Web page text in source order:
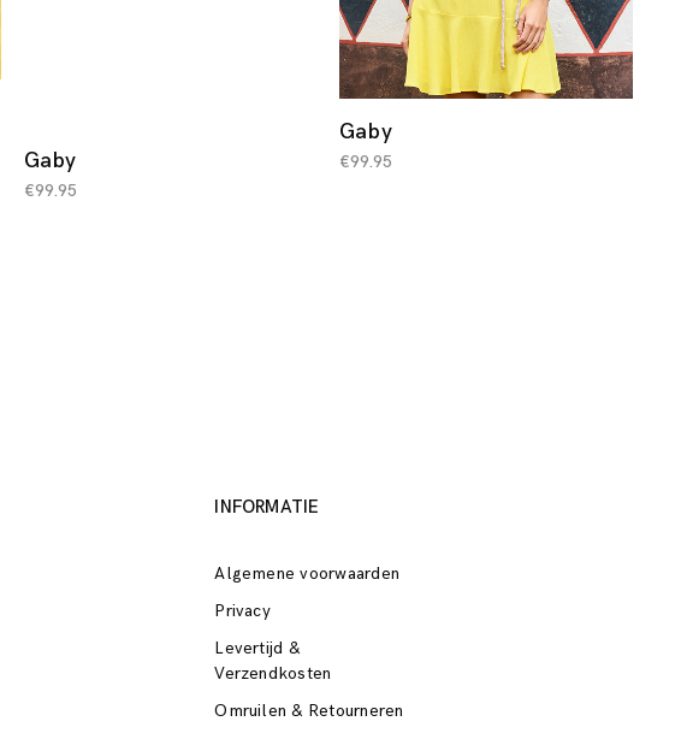
Gaby
€99.95
Gaby
€99.95
INFORMATIE
Algemene voorwaarden
Privacy
Levertijd &
Verzendkosten
Omruilen & Retourneren